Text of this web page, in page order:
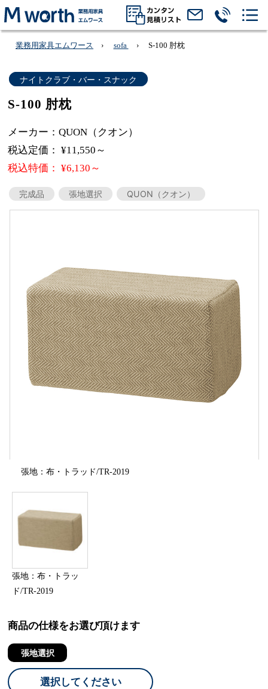
業務用家具エムワース sofa S-100 肘枕
ナイトクラブ・バー・スナック
S-100 肘枕
メーカー：QUON（クオン）
税込定価： ¥11,550～
税込特価： ¥6,130～
完成品 張地選択 QUON（クオン）
張地：布・トラッド/TR-2019
張地：布・トラッ
ド/TR-2019
商品の仕様をお選び頂けます
張地選択
選択してください